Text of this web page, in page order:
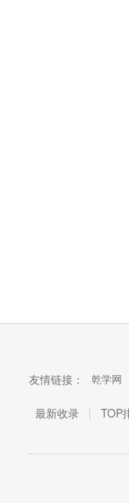
友情链接： 乾学网
最新收录 | TOP